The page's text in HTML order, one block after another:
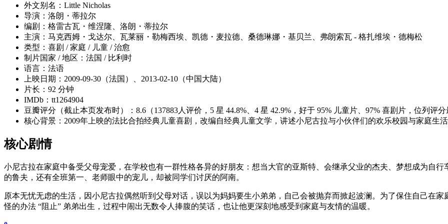
外文别名：Little Nicholas
导演：洛朗・蒂拉尔
编剧：格雷古瓦・维涅隆、洛朗・蒂拉尔
主演：马克西姆・戈达尔、瓦莱丽・勒梅西埃、凯德・麦拉德、桑德琳娜・基贝兰、弗朗索瓦 - 格扎维埃・德梅松
类型：喜剧 / 家庭 / 儿童 / 治愈
制片国家 / 地区：法国 / 比利时
语言：法语
上映日期：2009-09-30（法国）、2013-02-10（中国大陆）
片长：92 分钟
IMDb：tt1264904
豆瓣评分（截止本页发布时）：8.6（137883人评价，5 星 44.8%、4 星 42.9%，好于 95% 儿童片、97% 喜剧片，位列评
核心背景：2009年上映的法比合拍经典儿童喜剧，改编自经典儿童文学，讲述小尼古拉与小伙伴们的欢乐校园与家庭生
核心剧情
小尼古拉在家庭中备受父母宠爱，在学校也有一群性格各异的好朋友：想当大官的亚斯特、会继承父业的杰夫、梦想成为自
的鲁夫，还有全班第一、老师眼中的宠儿，却被同学们讨厌的阿南。
原本无忧无虑的生活，因小尼古拉偶然听到父母对话，误以为妈妈要生小弟弟，自己会被抛弃而掀起波澜。为了保住自己在
怪的办法 “阻止” 弟弟出生，过程中闹出无数令人捧腹的笑话，也让他更深刻地感受到家庭与友情的温暖。